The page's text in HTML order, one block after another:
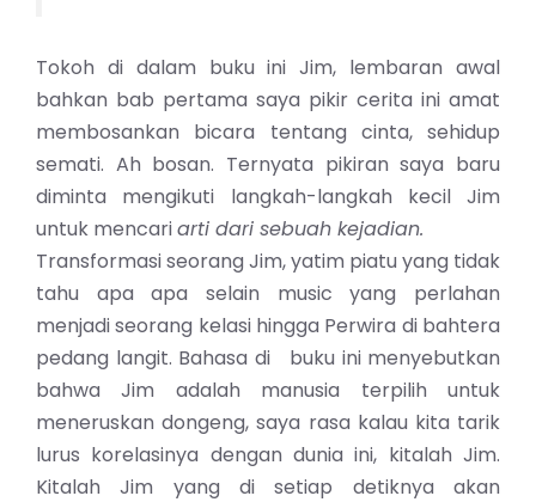
Tokoh di dalam buku ini Jim, lembaran awal
bahkan bab pertama saya pikir cerita ini amat
membosankan bicara tentang cinta, sehidup
semati. Ah bosan. Ternyata pikiran saya baru
diminta mengikuti langkah-langkah kecil Jim
untuk mencariarti dari sebuah kejadian.
Transformasi seorang Jim, yatim piatu yang tidak
tahu apa apa selain music yang perlahan
menjadi seorang kelasi hingga Perwira di bahtera
pedang langit. Bahasa di buku ini menyebutkan
bahwa Jim adalah manusia terpilih untuk
meneruskan dongeng, saya rasa kalau kita tarik
lurus korelasinya dengan dunia ini, kitalah Jim.
Kitalah Jim yang di setiap detiknya akan